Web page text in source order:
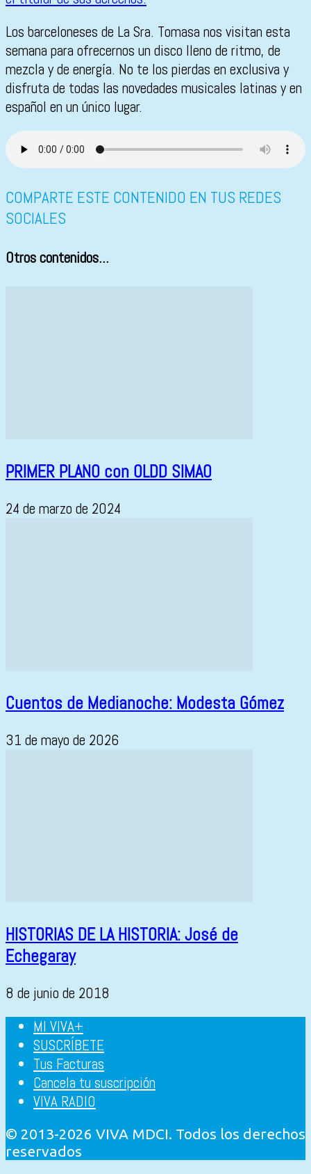
Los barceloneses de La Sra. Tomasa nos visitan esta
semana para ofrecernos un disco lleno de ritmo, de
mezcla y de energía. No te los pierdas en exclusiva y
disfruta de todas las novedades musicales latinas y en
español en un único lugar.
COMPARTE ESTE CONTENIDO EN TUS REDES
SOCIALES
Otros contenidos...
PRIMER PLANO con OLDD SIMAO
24 de marzo de 2024
Cuentos de Medianoche: Modesta Gómez
31 de mayo de 2026
HISTORIAS DE LA HISTORIA: José de
Echegaray
8 de junio de 2018
MI VIVA+
SUSCRÍBETE
Tus Facturas
Cancela tu suscripción
VIVA RADIO
© 2013-2026 VIVA MDCI. Todos los derechos
reservados